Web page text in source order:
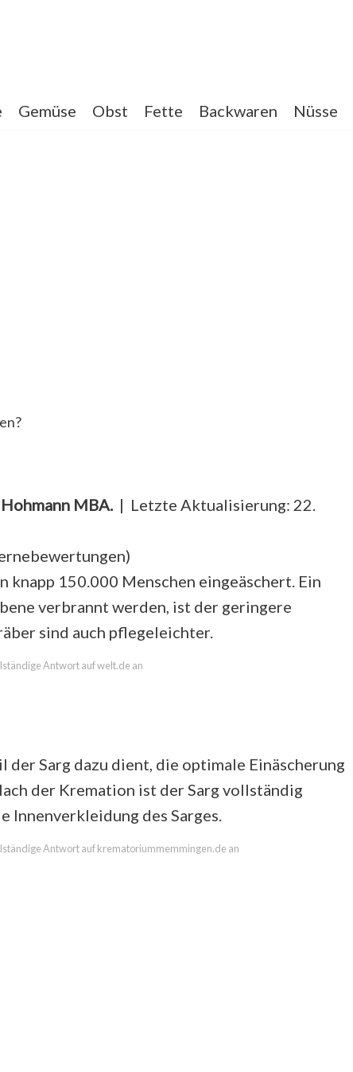
Gemüse Obst Fette Backwaren Nüsse
MBA.| Letzte Aktualisierung: 22.
)
knapp 150.000 Menschen eingeäschert. Ein
verbrannt werden, ist der geringere
sind auch pflegeleichter.
Antwort auf welt.de an
der Sarg dazu dient, die optimale Einäscherung
der Kremation ist der Sarg vollständig
Innenverkleidung des Sarges.
Antwort auf krematoriummemmingen.de an